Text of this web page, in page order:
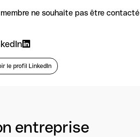
ne souhaite pas être contacté
le profil LinkedIn
entreprise